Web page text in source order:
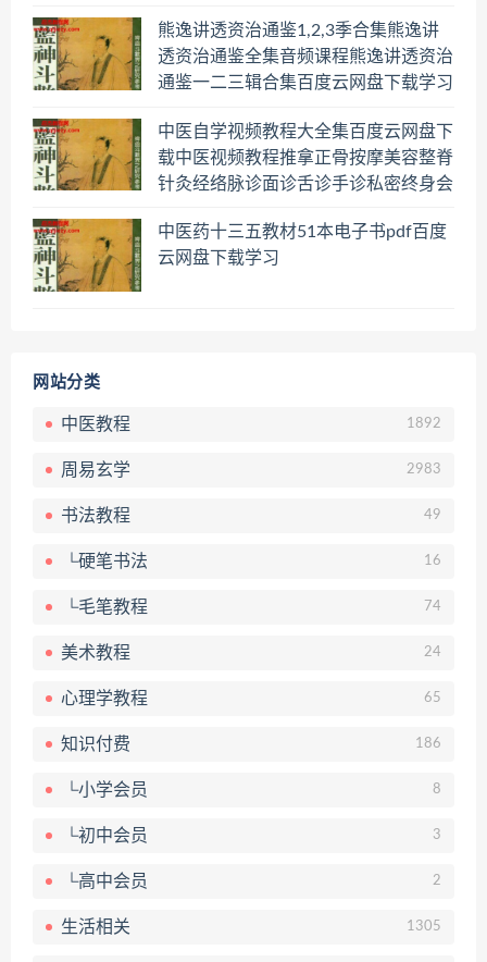
熊逸讲透资治通鉴1,2,3季合集熊逸讲
透资治通鉴全集音频课程熊逸讲透资治
通鉴一二三辑合集百度云网盘下载学习
中医自学视频教程大全集百度云网盘下
载中医视频教程推拿正骨按摩美容整脊
针灸经络脉诊面诊舌诊手诊私密终身会
中医药十三五教材51本电子书pdf百度
云网盘下载学习
网站分类
中医教程 1892
周易玄学 2983
书法教程 49
└硬笔书法 16
└毛笔教程 74
美术教程 24
心理学教程 65
知识付费 186
└小学会员 8
└初中会员 3
└高中会员 2
生活相关 1305